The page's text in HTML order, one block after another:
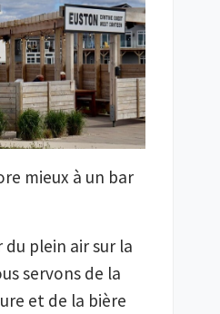
mieux à un bar
plein air sur la
servons de la
et de la bière